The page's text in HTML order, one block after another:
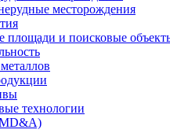
месторождения
площади и поисковые
технологии